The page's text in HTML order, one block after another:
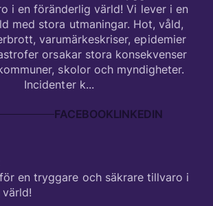
i en föränderlig värld! Vi lever i en
med stora utmaningar. Hot, våld,
varumärkeskriser, epidemier
orsakar stora konsekvenser
skolor och myndigheter.
Incidenter k...
en tryggare och säkrare tillvaro i